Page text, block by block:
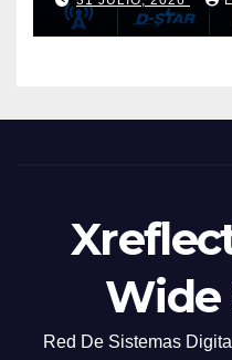
Wide
Red De Sistemas